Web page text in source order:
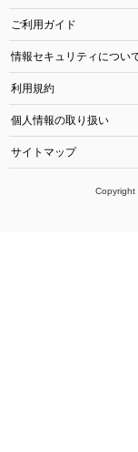
ご利用ガイド
情報セキュリティについ
利用規約
個人情報の取り扱い
サイトマップ
Copyright